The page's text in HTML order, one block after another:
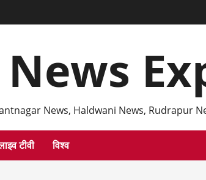
News, Haldwani News, Rudrapur
टीवी विश्व